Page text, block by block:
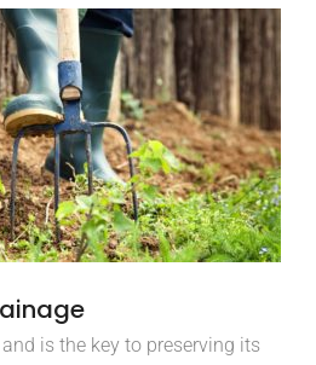
is the key to preserving its